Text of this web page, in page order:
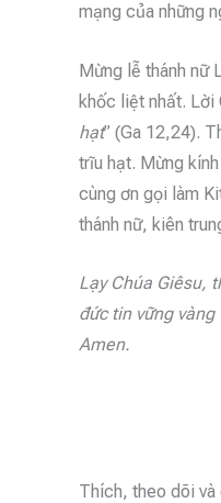
mạng của những
Mừng lễ thánh nữ
khốc liệt nhất. Lời
hạt” (Ga 12,24).
trĩu hạt. Mừng
cùng ơn gọi làm
thánh nữ, kiên
Lạy Chúa Giêsu,
đức tin vững
Amen.
Thích, theo dõi và